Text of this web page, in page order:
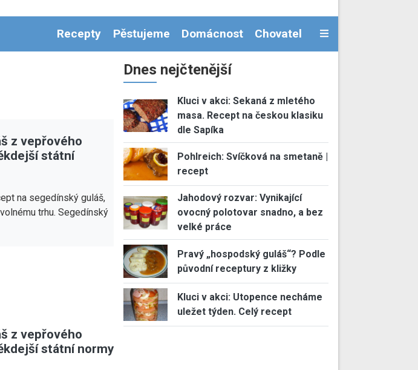
Recepty Pěstujeme Domácnost Chovatel
z vepřového
státní
na segedínský guláš,
trhu. Segedínský
z vepřového
státní normy
Dnes nejčtenější
Kluci v akci: Sekaná z mletého
masa. Recept na českou klasiku
dle Sapíka
Pohlreich: Svíčková na smetaně |
recept
Jahodový rozvar: Vynikající
ovocný polotovar snadno, a bez
velké práce
Pravý „hospodský guláš“? Podle
původní receptury z kližky
Kluci v akci: Utopence necháme
uležet týden. Celý recept